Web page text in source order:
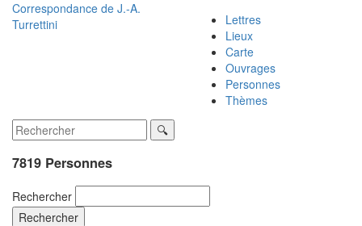
Correspondance de J.-A.
Turrettini
Lettres
Lieux
Carte
Ouvrages
Personnes
Thèmes
7819 Personnes
Rechercher
Rechercher